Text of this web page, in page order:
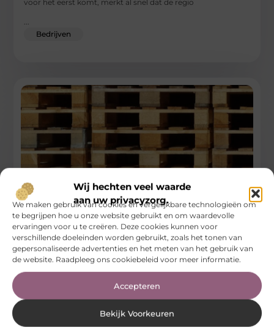
Wij hechten veel waarde
aan uw privacyzorg.
We maken gebruik van cookies en vergelijkbare technologieën om
te begrijpen hoe u onze website gebruikt en om waardevolle
ervaringen voor u te creëren. Deze cookies kunnen voor
verschillende doeleinden worden gebruikt, zoals het tonen van
gepersonaliseerde advertenties en het meten van het gebruik van
de website. Raadpleeg ons cookiebeleid voor meer informatie.
Accepteren
Bekijk Voorkeuren
voor het eerst komt, merkt al snel dat de regio
...
Bedrijven
Het risico van handmatige palletstapeling en
beschadigd hout
Magazijnveiligheid is een onderwerp dat pas serieus
genomen wordt na een incident. Dat is jammer, want de
...